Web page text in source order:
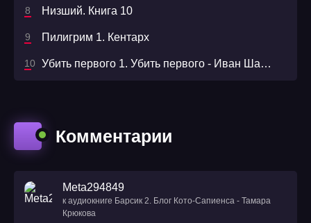
Низший. Книга 10
Пилигрим 1. Кентарх
Убить первого 1. Убить первого - Иван Шайдулин
Комментарии
Meta294849
к аудиокниге Барсик 2. Блог Кото-Сапиенса - Тамара
Крюкова